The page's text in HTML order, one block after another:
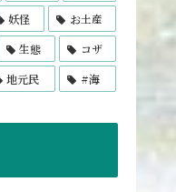
妖怪
お土産
生態
コザ
地元民 #海